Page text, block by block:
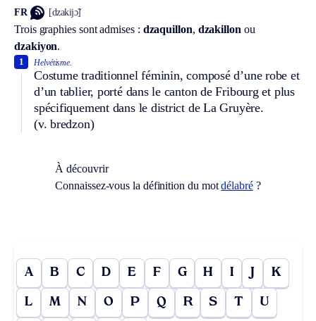
FR [dzakijɔ̃]
Trois graphies sont admises : dzaquillon, dzakillon ou
dzakiyon.
Helvétisme.
Costume traditionnel féminin, composé d’une robe et
d’un tablier, porté dans le canton de Fribourg et plus
spécifiquement dans le district de La Gruyère.
(v. bredzon)
1
À découvrir
Connaissez-vous la définition du motdélabré?
A B C D E F G H I J K
L M N O P Q R S T U